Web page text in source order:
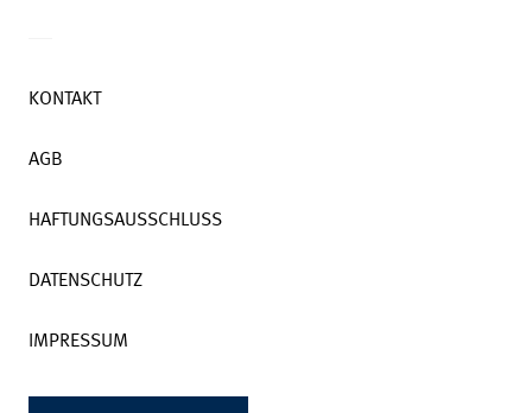
KONTAKT
AGB
HAFTUNGSAUSSCHLUSS
DATENSCHUTZ
IMPRESSUM